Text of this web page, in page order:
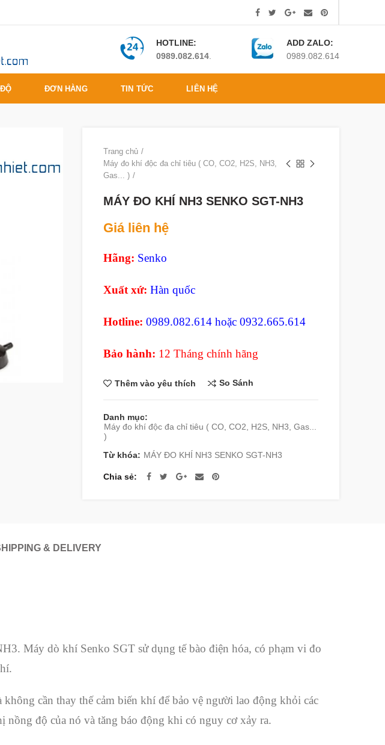
HOTLINE:
0989.082.614
ADD ZALO:
0989.082.614
ĐƠN HÀNG TIN TỨC LIÊN HỆ
Trang chủ
Máy đo khí độc đa chỉ tiêu ( CO, CO2, H2S, NH3,
Gas... )
MÁY ĐO KHÍ NH3 SENKO SGT-NH3
Giá liên hệ
Hãng: Senko
Xuất xứ: Hàn quốc
Hotline: 0989.082.614 hoặc 0932.665.614
Bảo hành: 12 Tháng chính hãng
Thêm vào yêu thích So Sánh
Danh mục:
Máy đo khí độc đa chỉ tiêu ( CO, CO2, H2S, NH3, Gas...
)
Từ khóa: MÁY ĐO KHÍ NH3 SENKO SGT-NH3
Chia sẻ
& DELIVERY
Máy dò khí Senko SGT sử dụng tế bào điện hóa, có phạm vi đo
cần thay thế cảm biến khí để bảo vệ người lao động khỏi các
độ của nó và tăng báo động khi có nguy cơ xảy ra.